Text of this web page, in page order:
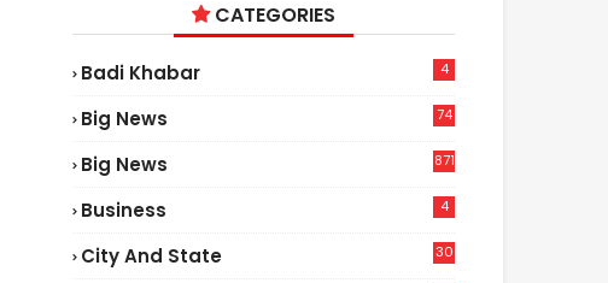
CATEGORIES
Badi Khabar 4
Big News
74
Big News 871
Business 4
City And State 30